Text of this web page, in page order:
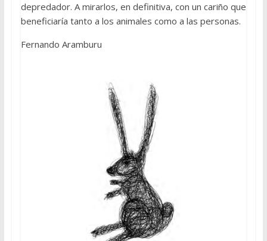
depredador. A mirarlos, en definitiva, con un cariño que
beneficiaría tanto a los animales como a las personas.
Fernando Aramburu